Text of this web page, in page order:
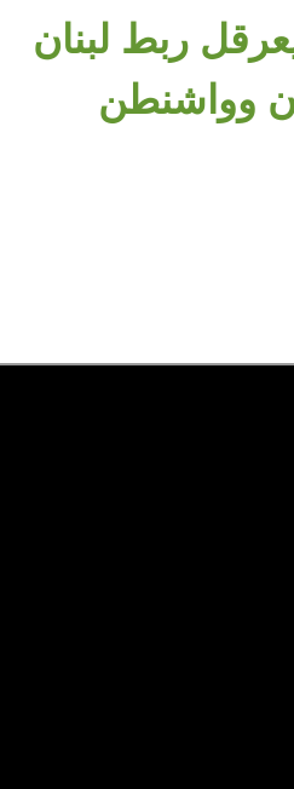
ربط لبنان
وواشنطن